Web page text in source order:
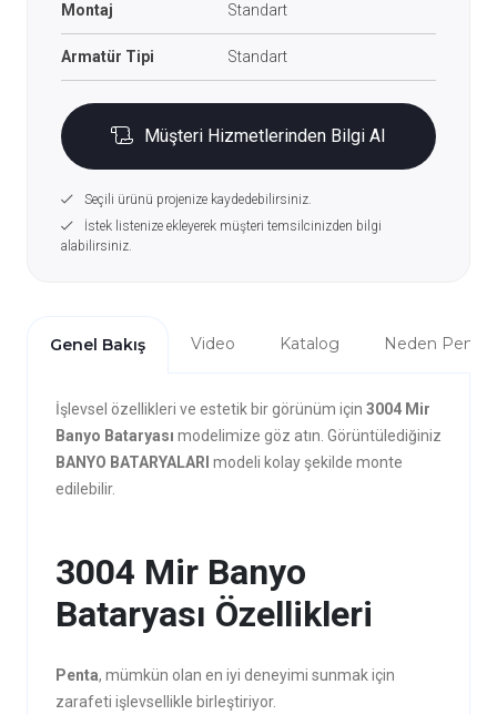
Montaj Standart
Armatür Tipi Standart
Müşteri Hizmetlerinden Bilgi Al
Seçili ürünü projenize kaydedebilirsiniz.
İstek listenize ekleyerek müşteri temsilcinizden bilgi
alabilirsiniz.
Genel Bakış Video Katalog Neden Penta?
İşlevsel özellikleri ve estetik bir görünüm için 3004 Mir
Banyo Bataryası modelimize göz atın. Görüntülediğiniz
BANYO BATARYALARI modeli kolay şekilde monte
edilebilir.
3004 Mir Banyo
Bataryası Özellikleri
Penta, mümkün olan en iyi deneyimi sunmak için
zarafeti işlevsellikle birleştiriyor.